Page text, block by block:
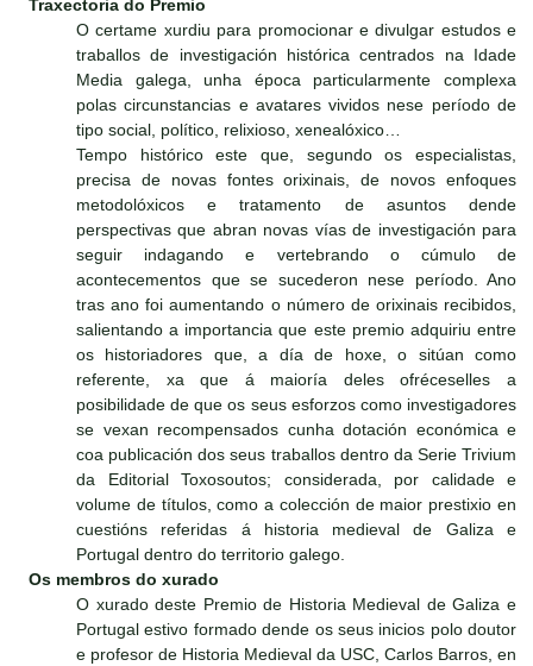
Traxectoria do Premio
O certame xurdiu para promocionar e divulgar estudos e
traballos de investigación histórica centrados na Idade
Media galega, unha época particularmente complexa
polas circunstancias e avatares vividos nese período de
tipo social, político, relixioso, xenealóxico…
Tempo histórico este que, segundo os especialistas,
precisa de novas fontes orixinais, de novos enfoques
metodolóxicos e tratamento de asuntos dende
perspectivas que abran novas vías de investigación para
seguir indagando e vertebrando o cúmulo de
acontecementos que se sucederon nese período. Ano
tras ano foi aumentando o número de orixinais recibidos,
salientando a importancia que este premio adquiriu entre
os historiadores que, a día de hoxe, o sitúan como
referente, xa que á maioría deles ofréceselles a
posibilidade de que os seus esforzos como investigadores
se vexan recompensados cunha dotación económica e
coa publicación dos seus traballos dentro da Serie Trivium
da Editorial Toxosoutos; considerada, por calidade e
volume de títulos, como a colección de maior prestixio en
cuestións referidas á historia medieval de Galiza e
Portugal dentro do territorio galego.
Os membros do xurado
O xurado deste Premio de Historia Medieval de Galiza e
Portugal estivo formado dende os seus inicios polo doutor
e profesor de Historia Medieval da USC, Carlos Barros, en